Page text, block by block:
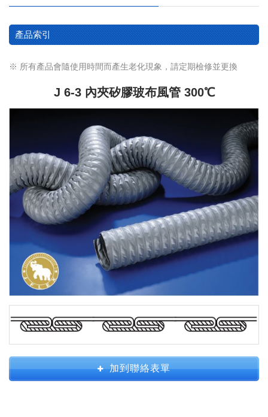
產品索引
※ 所有產品會隨使用時間而產生老化現象，請定期檢修並更換
J 6-3 內夾矽膠玻布風管 300℃
加到聯絡表單